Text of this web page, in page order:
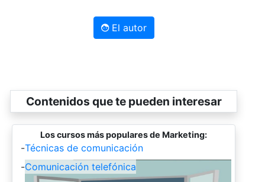
El autor
Contenidos que te pueden interesar
Los cursos más populares de Marketing:
-Técnicas de comunicación
-Comunicación telefónica